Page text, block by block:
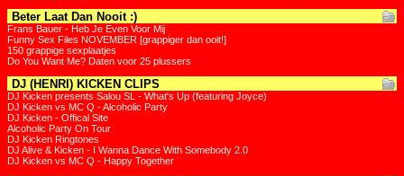
Beter Laat Dan Nooit :)
Frans Bauer - Heb Je Even Voor Mij
Funny Sex Files NOVEMBER [grappiger dan ooit!]
150 grappige sexplaatjes
Do You Want Me? Daten voor 25 plussers
DJ (HENRI) KICKEN CLIPS
DJ Kicken presents Salou SL - What's Up (featuring Joyce)
DJ Kicken vs MC Q - Alcoholic Party
DJ Kicken - Offical Site
Alcoholic Party On Tour
DJ Kicken Ringtones
DJ Alive & Kicken - I Wanna Dance With Somebody 2.0
DJ Kicken vs MC Q - Happy Together